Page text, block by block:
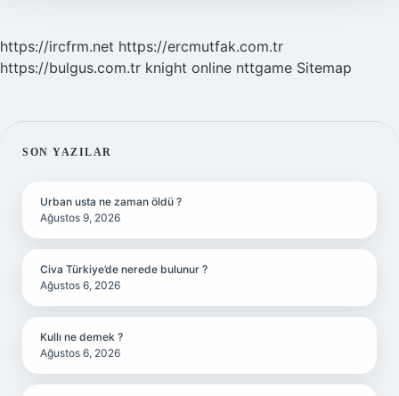
https://ircfrm.net https://ercmutfak.com.tr
https://bulgus.com.tr knight online nttgame Sitemap
SIDEBAR
SON YAZILAR
Urban usta ne zaman öldü ?
Ağustos 9, 2026
Civa Türkiye’de nerede bulunur ?
Ağustos 6, 2026
Kullı ne demek ?
Ağustos 6, 2026